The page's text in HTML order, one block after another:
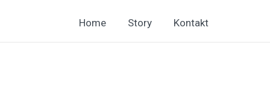
Home Story Kontakt